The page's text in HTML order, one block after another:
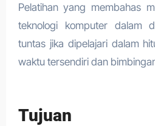
Pelatihan yang membahas
teknologi komputer dalam
tuntas jika dipelajari dalam
waktu tersendiri dan
Tujuan